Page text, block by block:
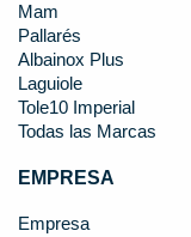
Mam
Pallarés
Albainox Plus
Laguiole
Tole10 Imperial
Todas las Marcas
EMPRESA
Empresa